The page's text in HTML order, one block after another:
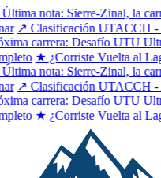
nota: Sierre-Zinal, la
↗ Clasificación UTACCH -
carrera: Desafío UTU
★ ¿Corriste Vuelta al
nota: Sierre-Zinal, la
↗ Clasificación UTACCH -
carrera: Desafío UTU
★ ¿Corriste Vuelta al